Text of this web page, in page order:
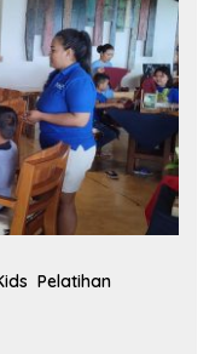
Pelatihan